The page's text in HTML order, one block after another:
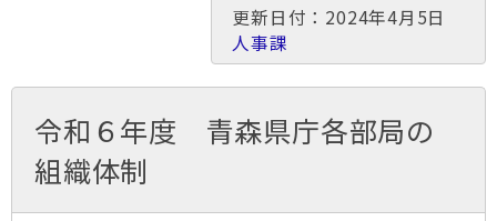
更新日付：2024年4月5日
人事課
令和６年度 青森県庁各部局の
組織体制